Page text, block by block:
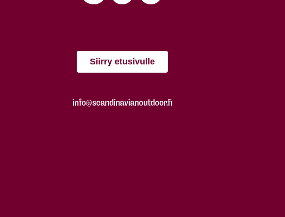
Siirry etusivulle
info@scandinavianoutdoor.fi